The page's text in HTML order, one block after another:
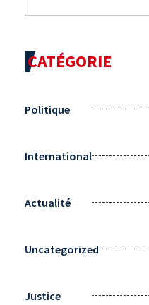
CATÉGORIE
Politique
International
Actualité
Uncategorized
Justice